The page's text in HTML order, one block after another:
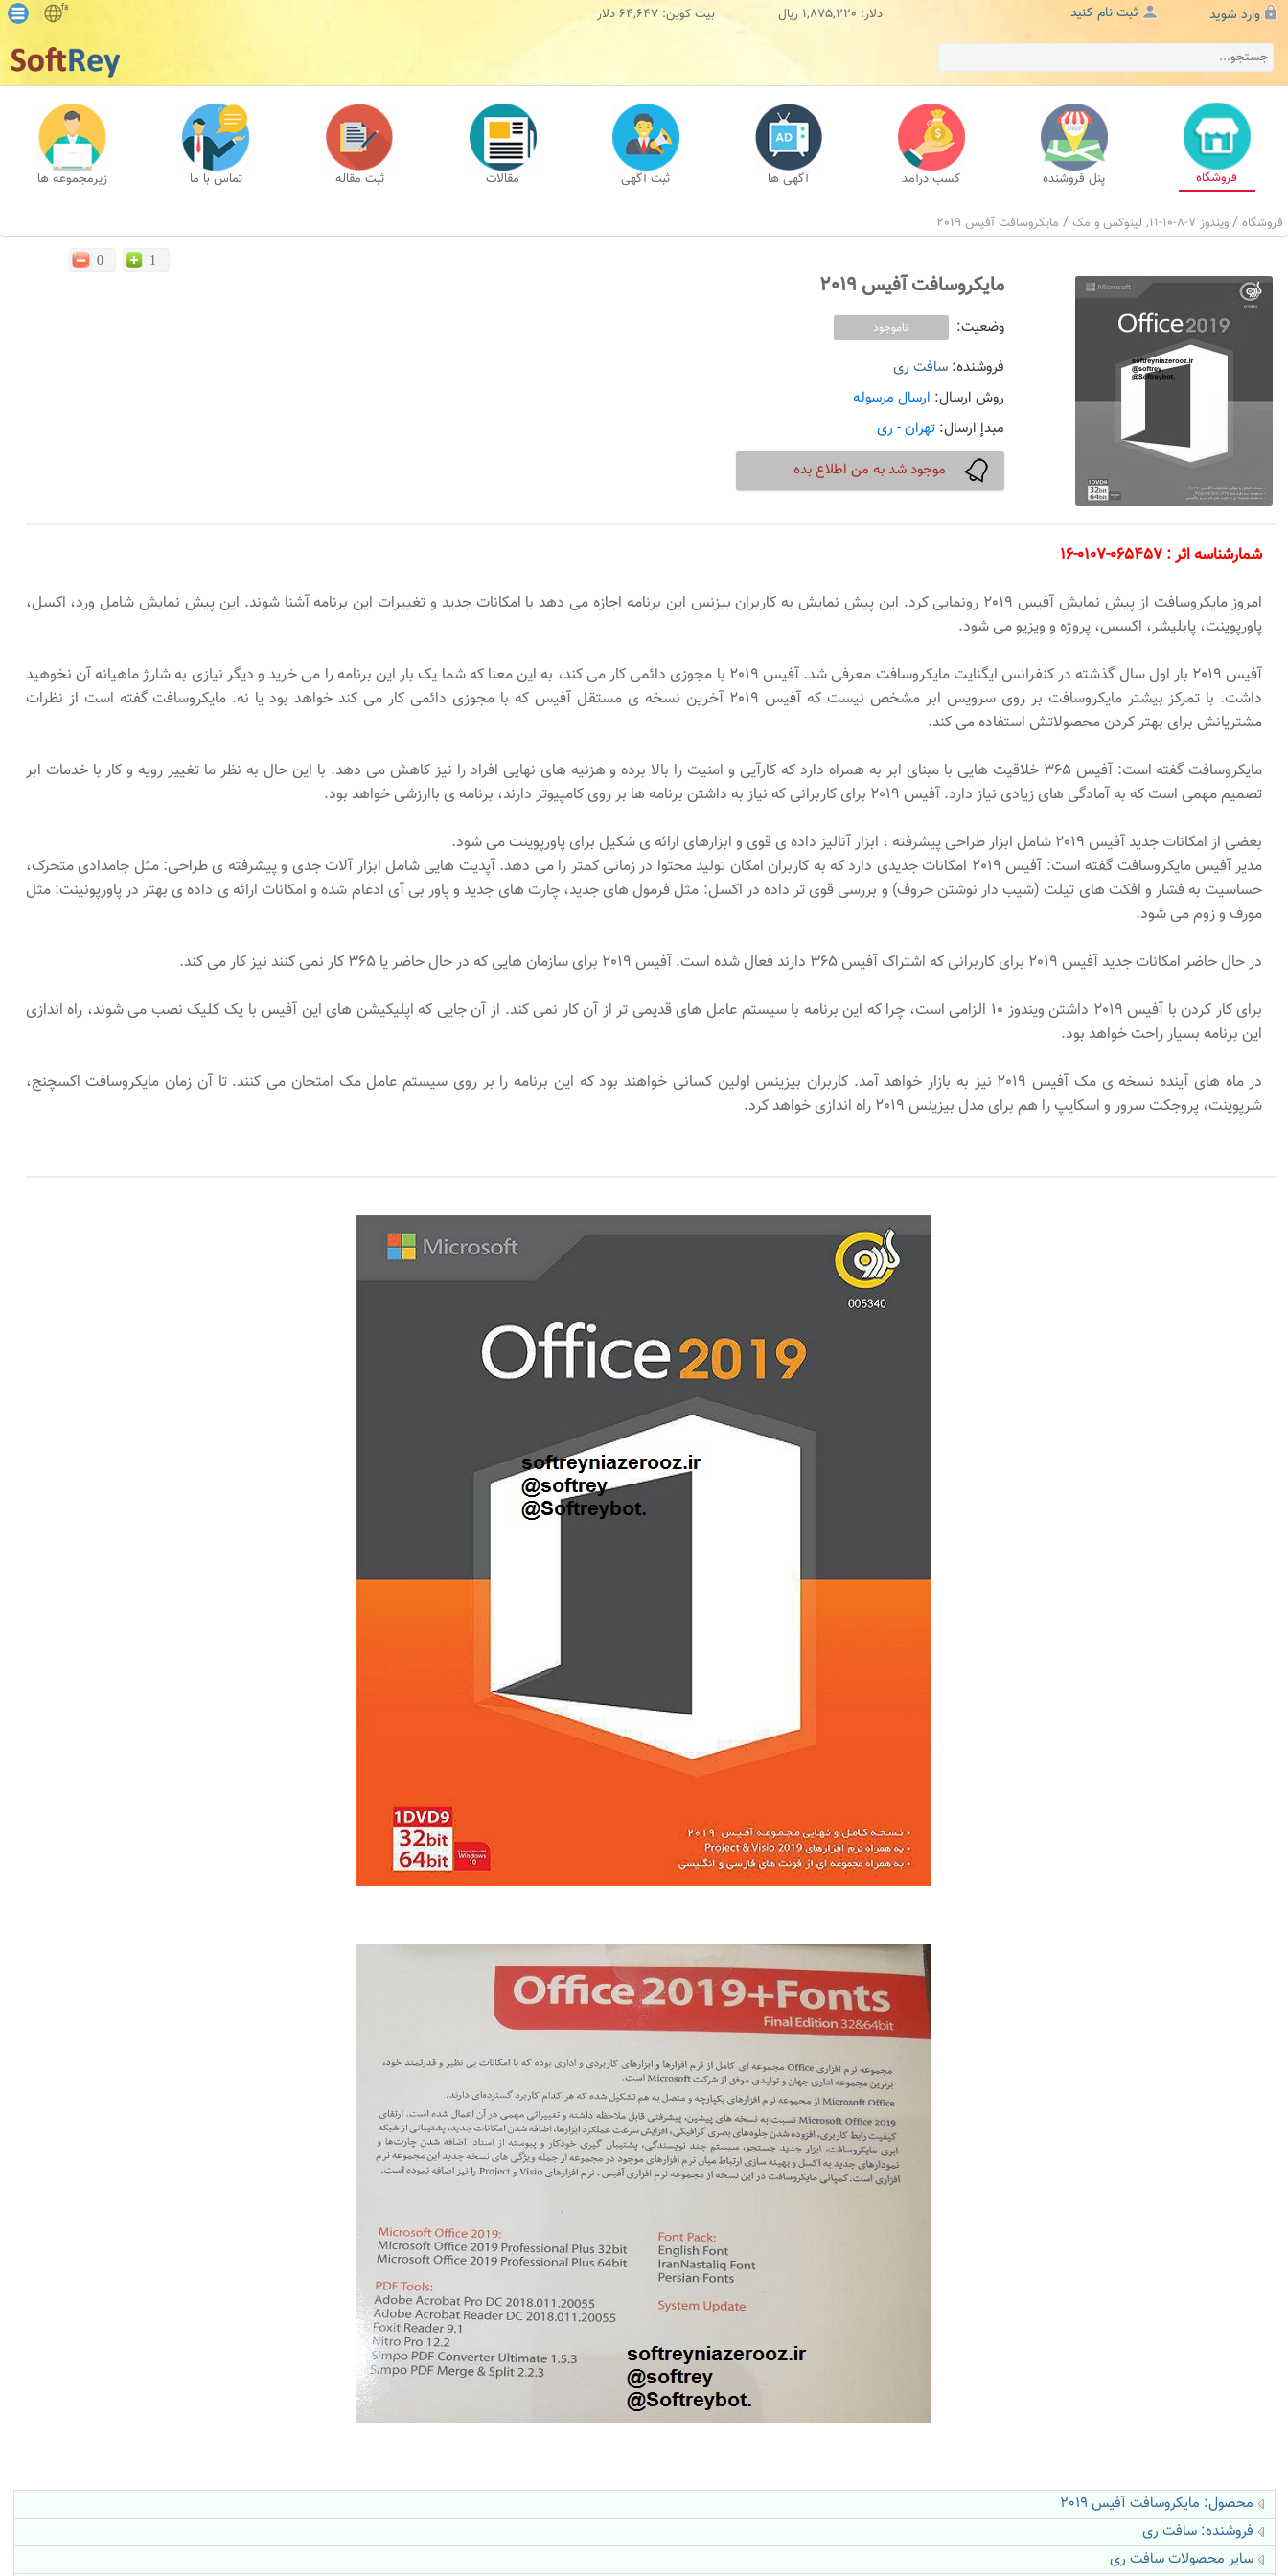
وارد شوید ثبت نام کنید fa
فروشگاه پنل فروشنده کسب درآمد آگهی ها ثبت آگهی مقالات ثبت مقاله تماس با ما زیرمجموعه ها
فروشگاه / ويندوز 7-8-10-11, لينوکس و مک / مایکروسافت آفیس 2019
0 1
مایکروسافت آفیس 2019
وضعیت: ناموجود
فروشنده:سافت ری
روش ارسال: ارسال مرسوله
مبدإ ارسال: تهران - ری
موجود شد به من اطلاع بده
شمارشناسه اثر : 065457-0107-16
امروز مایکروسافت از پیش نمایش آفیس 2019 رونمایی کرد. این پیش نمایش به کاربران بیزنس این برنامه اجازه می دهد با امکانات جدید و تغییرات این برنامه آشنا شوند. این پیش نمایش شامل ورد، اکسل،
پاورپوینت، پابلیشر، اکسس، پروژه و ویزیو می شود.
آفیس 2019 بار اول سال گذشته در کنفرانس ایگنایت مایکروسافت معرفی شد. آفیس 2019 با مجوزی دائمی کار می کند، به این معنا که شما یک بار این برنامه را می خرید و دیگر نیازی به شارژ ماهیانه آن نخوهید
داشت. با تمرکز بیشتر مایکروسافت بر روی سرویس ابر مشخص نیست که آفیس 2019 آخرین نسخه ی مستقل آفیس که با مجوزی دائمی کار می کند خواهد بود یا نه. مایکروسافت گفته است از نظرات
مشتریانش برای بهتر کردن محصولاتش استفاده می کند.
مایکروسافت گفته است: آفیس 365 خلاقیت هایی با مبنای ابر به همراه دارد که کارآیی و امنیت را بالا برده و هزنیه های نهایی افراد را نیز کاهش می دهد. با این حال به نظر ما تغییر رویه و کار با خدمات ابر
تصمیم مهمی است که به آمادگی های زیادی نیاز دارد. آفیس 2019 برای کاربرانی که نیاز به داشتن برنامه ها بر روی کامپیوتر دارند، برنامه ی باارزشی خواهد بود.
بعضی از امکانات جدید آفیس 2019 شامل ابزار طراحی پیشرفته ، ابزار آنالیز داده ی قوی و ابزارهای ارائه ی شکیل برای پاورپوینت می شود.
مدیر آفیس مایکروسافت گفته است: آفیس 2019 امکانات جدیدی دارد که به کاربران امکان تولید محتوا در زمانی کمتر را می دهد. آپدیت هایی شامل ابزار آلات جدی و پیشرفته ی طراحی: مثل جامدادی متحرک،
حساسیت به فشار و افکت های تیلت (شیب دار نوشتن حروف) و بررسی قوی تر داده در اکسل: مثل فرمول های جدید، چارت های جدید و پاور بی آی ادغام شده و امکانات ارائه ی داده ی بهتر در پاورپونینت: مثل
مورف و زوم می شود.
در حال حاضر امکانات جدید آفیس 2019 برای کاربرانی که اشتراک آفیس 365 دارند فعال شده است. آفیس 2019 برای سازمان هایی که در حال حاضر یا 365 کار نمی کنند نیز کار می کند.
برای کار کردن با آفیس 2019 داشتن ویندوز 10 الزامی است، چرا که این برنامه با سیستم عامل های قدیمی تر از آن کار نمی کند. از آن جایی که اپلیکیشن های این آفیس با یک کلیک نصب می شوند، راه اندازی
این برنامه بسیار راحت خواهد بود.
در ماه های آینده نسخه ی مک آفیس 2019 نیز به بازار خواهد آمد. کاربران بیزینس اولین کسانی خواهند بود که این برنامه را بر روی سیستم عامل مک امتحان می کنند. تا آن زمان مایکروسافت اکسچنج،
شرپوینت، پروجکت سرور و اسکایپ را هم برای مدل بیزینس 2019 راه اندازی خواهد کرد.
محصول: مایکروسافت آفیس 2019
فروشنده:سافت ری
سایر محصولات سافت ری
دلار: 1,875,220 ریال بیت کوین: 64,647 دلار